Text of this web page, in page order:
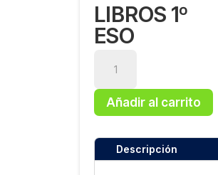
LIBROS 1º
ESO
ESO
cantidad
Añadir al carrito
Descripción